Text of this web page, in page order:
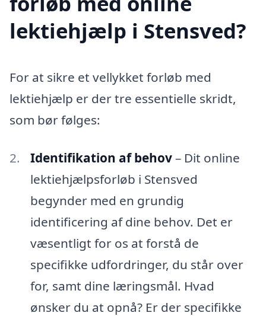
lektiehjælp i Stensved?
For at sikre et vellykket forløb med
lektiehjælp er der tre essentielle skridt,
som bør følges:
Identifikation af behov– Dit online
lektiehjælpsforløb i Stensved
begynder med en grundig
identificering af dine behov. Det er
væsentligt for os at forstå de
specifikke udfordringer, du står over
for, samt dine læringsmål. Hvad
ønsker du at opnå? Er der specifikke